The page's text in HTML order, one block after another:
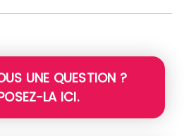
UNE QUESTION ?
LA ICI.